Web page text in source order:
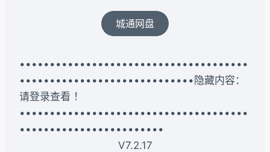
城通网盘
••••••••••••••••••••••••••••••••••••••
•••••••••••••••••••••••••••••隐藏内容：
请登录查看 ！
••••••••••••••••••••••••••••••••••••••
••••••••••••••••••••••••
V7.2.17